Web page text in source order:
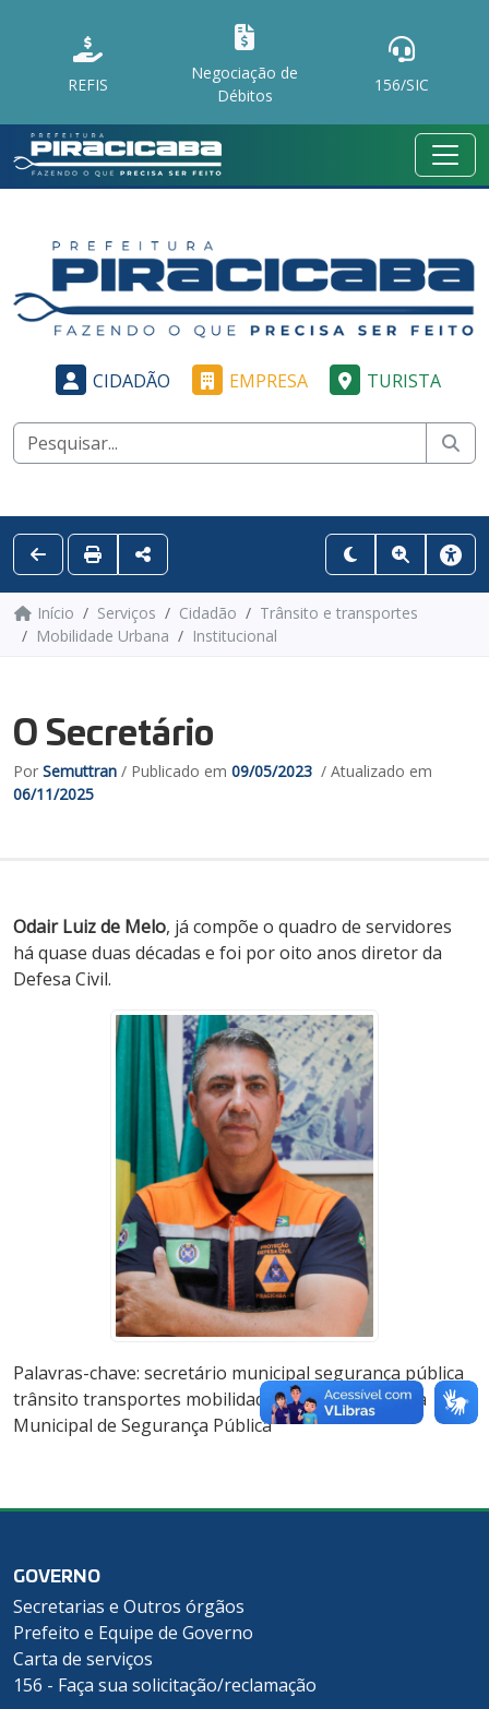
REFIS
Negociação de
Débitos
156/SIC
CIDADÃO EMPRESA TURISTA
Início Serviços Cidadão
Trânsito e transportes
Mobilidade Urbana
Institucional
O Secretário
Por Semuttran / Publicado em 09/05/2023 / Atualizado em
06/11/2025
Odair Luiz de Melo, já compõe o quadro de servidores
há quase duas décadas e foi por oito anos diretor da
Defesa Civil.
Palavras-chave: secretário municipal segurança pública
trânsito transportes mobilidade urbana Secretaria
Municipal de Segurança Pública
GOVERNO
Secretarias e Outros órgãos
Prefeito e Equipe de Governo
Carta de serviços
156 - Faça sua solicitação/reclamação